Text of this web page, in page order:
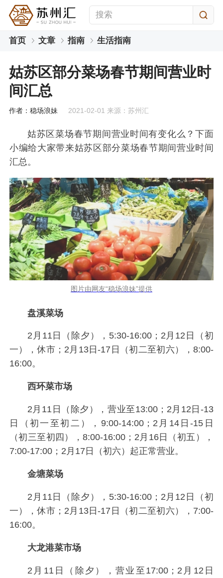
首页 文章 指南 生活指南
姑苏区部分菜场春节期间营业时
间汇总
作者：稳场浪妹 2021-02-01 来源：苏州汇
姑苏区菜场春节期间营业时间有变化么？下面
小编给大家带来姑苏区部分菜场春节期间营业时间
汇总。
图片由网友“稳场浪妹”提供
盘溪菜场
2月11日（除夕），5:30-16:00；2月12日（初
一），休市；2月13日-17日（初二至初六），8:00-
16:00。
西环菜市场
2月11日（除夕），营业至13:00；2月12日-13
日（初一至初二），9:00-14:00；2月14日-15日
（初三至初四），8:00-16:00；2月16日（初五），
7:00-17:00；2月17日（初六）起正常营业。
金塘菜场
2月11日（除夕），5:30-16:00；2月12日（初
一），休市；2月13日-17日（初二至初六），7:00-
16:00。
大龙港菜市场
2月11日（除夕），营业至17:00；2月12日